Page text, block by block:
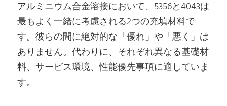
アルミニウム合金溶接において、5356と4043は
最もよく一緒に考慮される2つの充填材料で
す。彼らの間に絶対的な「優れ」や「悪く」は
ありません。代わりに、それぞれ異なる基礎材
料、サービス環境、性能優先事項に適していま
す。